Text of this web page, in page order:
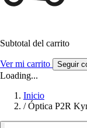
Subtotal del carrito
Ver mi carrito Seguir
Loading...
Inicio
/ Óptica P2R